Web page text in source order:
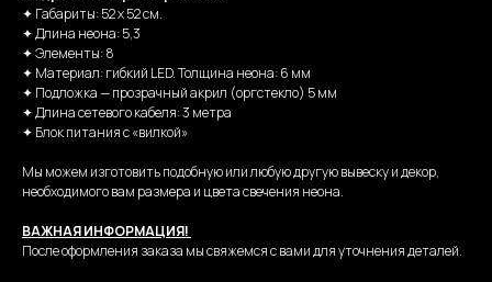
✦ Габариты: 52 х 52 см.
✦ Длина неона: 5,3
✦ Элементы: 8
✦ Материал: гибкий LED. Толщина неона: 6 мм
✦ Подложка — прозрачный акрил (оргстекло) 5 мм
✦ Длина сетевого кабеля: 3 метра
✦ Блок питания с «вилкой»
Мы можем изготовить подобную или любую другую вывеску и декор,
необходимого вам размера и цвета свечения неона.
ВАЖНАЯ ИНФОРМАЦИЯ!
После оформления заказа мы свяжемся с вами для уточнения деталей.